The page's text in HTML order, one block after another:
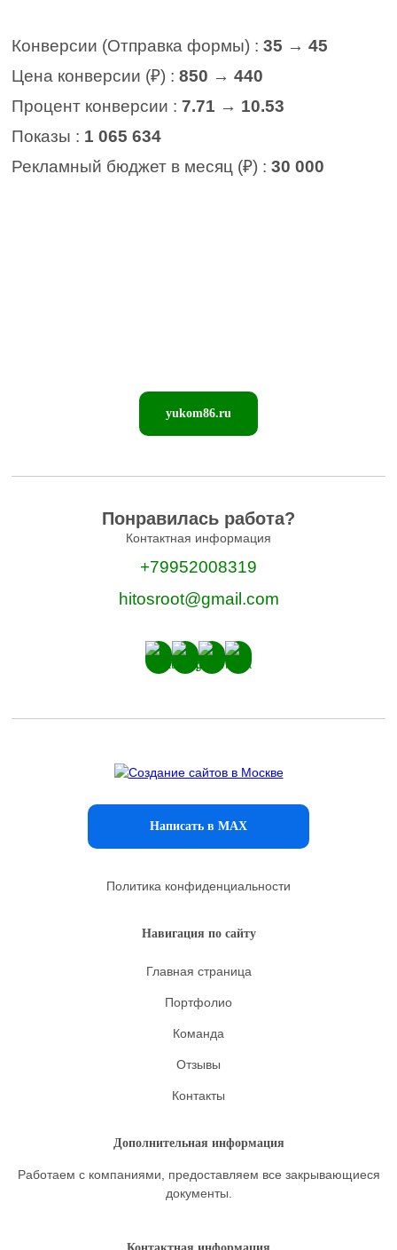
Конверсии (Отправка формы) :35 → 45
Цена конверсии (₽) :850 → 440
Процент конверсии :7.71 → 10.53
Показы : 1 065 634
Рекламный бюджет в месяц (₽) :30 000
yukom86.ru
Понравилась работа?
Контактная информация
+79952008319
hitosroot@gmail.com
Написать в MAX
Политика конфиденциальности
Навигация по сайту
Главная страница
Портфолио
Команда
Отзывы
Контакты
Дополнительная информация
Работаем с компаниями, предоставляем все закрывающиеся
документы.